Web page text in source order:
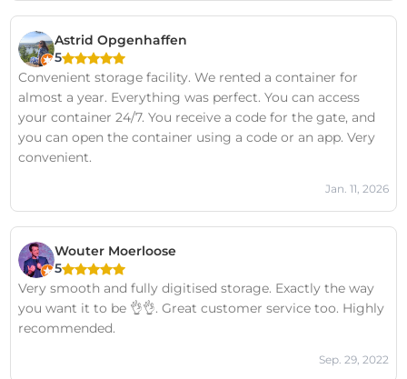
Astrid Opgenhaffen
5
Convenient storage facility. We rented a container for
almost a year. Everything was perfect. You can access
your container 24/7. You receive a code for the gate, and
you can open the container using a code or an app. Very
convenient.
Jan. 11, 2026
Wouter Moerloose
5
Very smooth and fully digitised storage. Exactly the way
you want it to be 👌👌. Great customer service too. Highly
recommended.
Sep. 29, 2022